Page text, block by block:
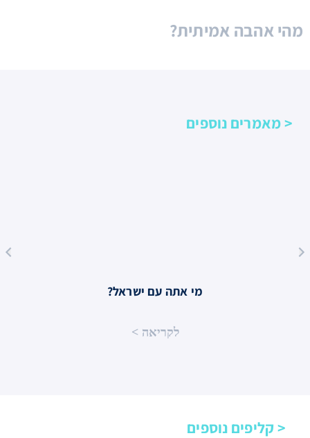
מהי אהבה אמיתית?
< מאמרים נוספים
?מי אתה עם ישראל
< לקריאה
< קליפים נוספים